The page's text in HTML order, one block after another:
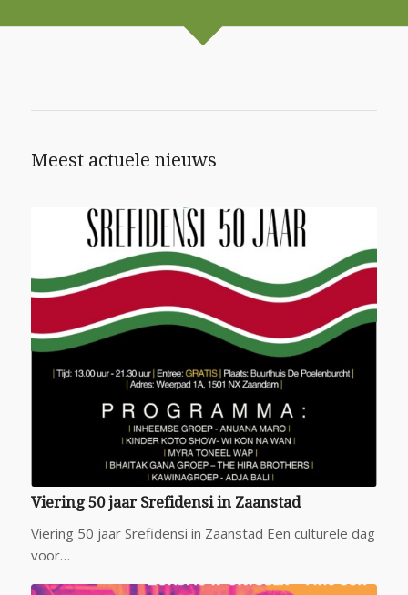
Meest actuele nieuws
Viering 50 jaar Srefidensi in Zaanstad
Viering 50 jaar Srefidensi in Zaanstad Een culturele dag
voor…